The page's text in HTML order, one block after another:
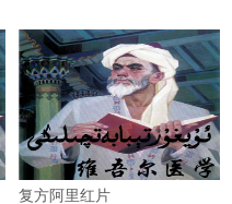
复方阿里红片